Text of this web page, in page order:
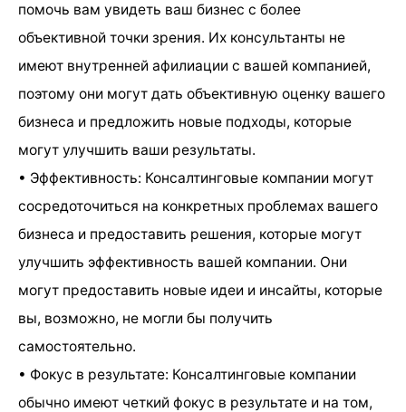
помочь вам увидеть ваш бизнес с более
объективной точки зрения. Их консультанты не
имеют внутренней афилиации с вашей компанией,
поэтому они могут дать объективную оценку вашего
бизнеса и предложить новые подходы, которые
могут улучшить ваши результаты.
• Эффективность: Консалтинговые компании могут
сосредоточиться на конкретных проблемах вашего
бизнеса и предоставить решения, которые могут
улучшить эффективность вашей компании. Они
могут предоставить новые идеи и инсайты, которые
вы, возможно, не могли бы получить
самостоятельно.
• Фокус в результате: Консалтинговые компании
обычно имеют четкий фокус в результате и на том,